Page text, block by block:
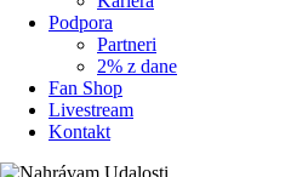
Podpora
Partneri
2% z dane
Fan Shop
Livestream
Kontakt